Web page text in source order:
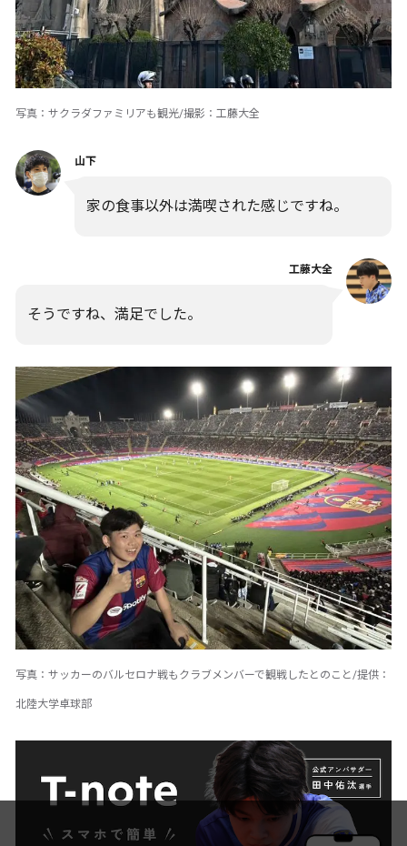
写真：サクラダファミリアも観光/撮影：工藤大全
山下
家の食事以外は満喫された感じですね。
工藤大全
そうですね、満足でした。
写真：サッカーのバルセロナ戦もクラブメンバーで観戦したとのこと/提供：
北陸大学卓球部